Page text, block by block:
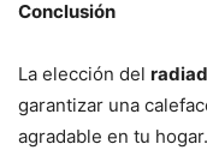
Conclusión
La elección del
garantizar una
agradable en tu